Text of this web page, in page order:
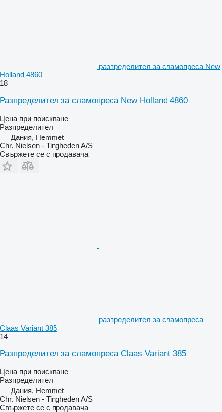
разпределител за сламопреса New
Holland 4860
18
Разпределител за сламопреса New Holland 4860
Цена при поискване
Разпределител
Дания, Hemmet
Chr. Nielsen - Tingheden A/S
Свържете се с продавача
разпределител за сламопреса
Claas Variant 385
14
Разпределител за сламопреса Claas Variant 385
Цена при поискване
Разпределител
Дания, Hemmet
Chr. Nielsen - Tingheden A/S
Свържете се с продавача